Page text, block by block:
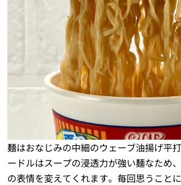
麺はおなじみの中細のウェーブ油揚げ平
ードルはスープの浸透力が強い麺なため
の表情を変えてくれます。毎回思うこと